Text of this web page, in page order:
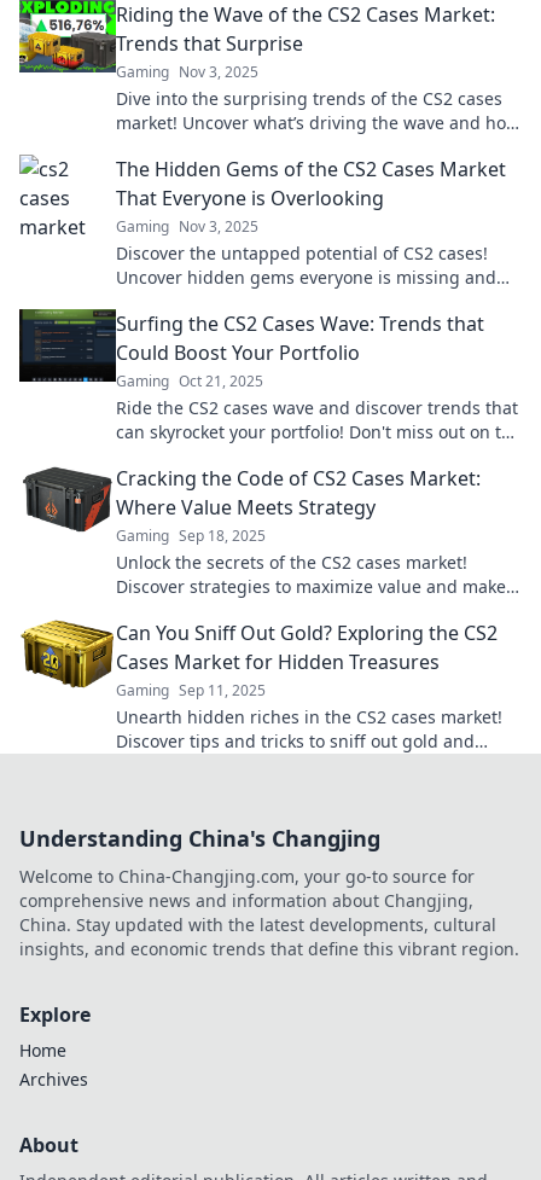
Riding the Wave of the CS2 Cases Market:
Trends that Surprise
Gaming Nov 3, 2025
Dive into the surprising trends of the CS2 cases
market! Uncover what’s driving the wave and how
The Hidden Gems of the CS2 Cases Market
That Everyone is Overlooking
Gaming Nov 3, 2025
Discover the untapped potential of CS2 cases!
Uncover hidden gems everyone is missing and
Surfing the CS2 Cases Wave: Trends that
Could Boost Your Portfolio
Gaming Oct 21, 2025
Ride the CS2 cases wave and discover trends that
can skyrocket your portfolio! Don't miss out on the
Cracking the Code of CS2 Cases Market:
Where Value Meets Strategy
Gaming Sep 18, 2025
Unlock the secrets of the CS2 cases market!
Discover strategies to maximize value and make
Can You Sniff Out Gold? Exploring the CS2
Cases Market for Hidden Treasures
Gaming Sep 11, 2025
Unearth hidden riches in the CS2 cases market!
Discover tips and tricks to sniff out gold and
Understanding China's Changjing
Welcome to China-Changjing.com, your go-to source for
comprehensive news and information about Changjing,
China. Stay updated with the latest developments, cultural
insights, and economic trends that define this vibrant region.
Explore
Home
Archives
About